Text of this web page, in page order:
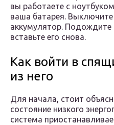
вы работаете с
ваша батарея.
аккумулятор. Подождите
вставьте его снова.
Как войти в
из него
Для начала, стоит
состояние низкого
система